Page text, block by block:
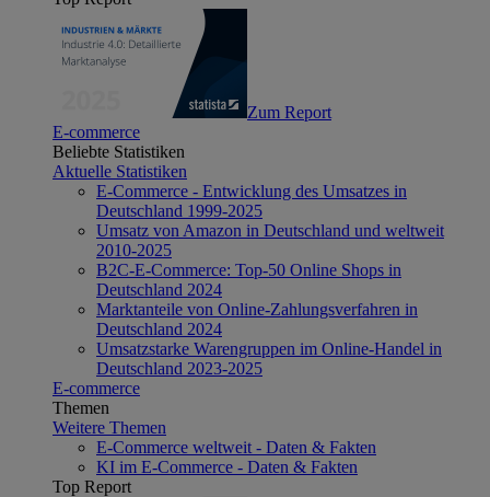
Zum Report
E-commerce
Beliebte Statistiken
Aktuelle Statistiken
E-Commerce - Entwicklung des Umsatzes in
Deutschland 1999-2025
Umsatz von Amazon in Deutschland und weltweit
2010-2025
B2C-E-Commerce: Top-50 Online Shops in
Deutschland 2024
Marktanteile von Online-Zahlungsverfahren in
Deutschland 2024
Umsatzstarke Warengruppen im Online-Handel in
Deutschland 2023-2025
E-commerce
Themen
Weitere Themen
E-Commerce weltweit - Daten & Fakten
KI im E-Commerce - Daten & Fakten
Top Report